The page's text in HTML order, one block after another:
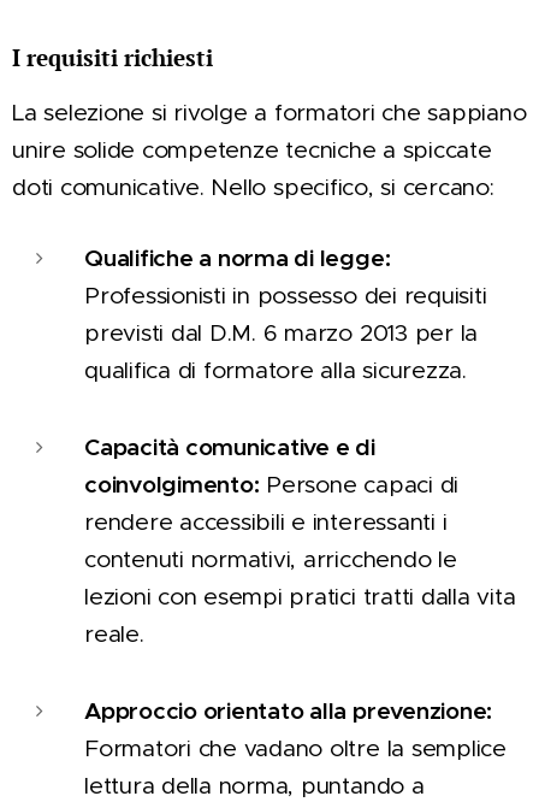
I requisiti richiesti
La selezione si rivolge a formatori che sappiano
unire solide competenze tecniche a spiccate
doti comunicative. Nello specifico, si cercano:
Qualifiche a norma di legge:
Professionisti in possesso dei requisiti
previsti dal D.M. 6 marzo 2013 per la
qualifica di formatore alla sicurezza.
Capacità comunicative e di
coinvolgimento: Persone capaci di
rendere accessibili e interessanti i
contenuti normativi, arricchendo le
lezioni con esempi pratici tratti dalla vita
reale.
Approccio orientato alla prevenzione:
Formatori che vadano oltre la semplice
lettura della norma, puntando a